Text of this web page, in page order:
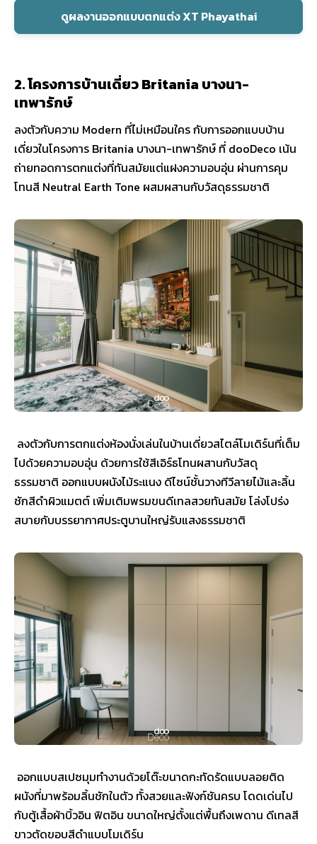
ดูผลงานออกแบบตกแต่ง XT Phayathai
2. โครงการบ้านเดี่ยว Britania บางนา-
เทพารักษ์
ลงตัวกับความ Modern ที่ไม่เหมือนใคร กับการออกแบบบ้าน
เดี่ยวในโครงการ Britania บางนา-เทพารักษ์ ที่ dooDeco เน้น
ถ่ายทอดการตกแต่งที่ทันสมัยแต่แฝงความอบอุ่น ผ่านการคุม
โทนสี Neutral Earth Tone ผสมผสานกับวัสดุธรรมชาติ
ลงตัวกับการตกแต่งห้องนั่งเล่นในบ้านเดี่ยวสไตล์โมเดิร์นที่เต็ม
ไปด้วยความอบอุ่น ด้วยการใช้สีเอิร์ธโทนผสานกับวัสดุ
ธรรมชาติ ออกแบบผนังไม้ระแนง ดีไซน์ชั้นวางทีวีลายไม้และลิ้น
ชักสีดำผิวแมตต์ เพิ่มเติมพรมขนดีเทลสวยทันสมัย โล่งโปร่ง
สบายกับบรรยากาศประตูบานใหญ่รับแสงธรรมชาติ
ออกแบบสเปซมุมทำงานด้วยโต๊ะขนาดกะทัดรัดแบบลอยติด
ผนังที่มาพร้อมลิ้นชักในตัว ทั้งสวยและฟังก์ชันครบ โดดเด่นไป
กับตู้เสื้อผ้าบิ้วอิน ฟิตอิน ขนาดใหญ่ตั้งแต่พื้นถึงเพดาน ดีเทลสี
ขาวตัดขอบสีดำแบบโมเดิร์น